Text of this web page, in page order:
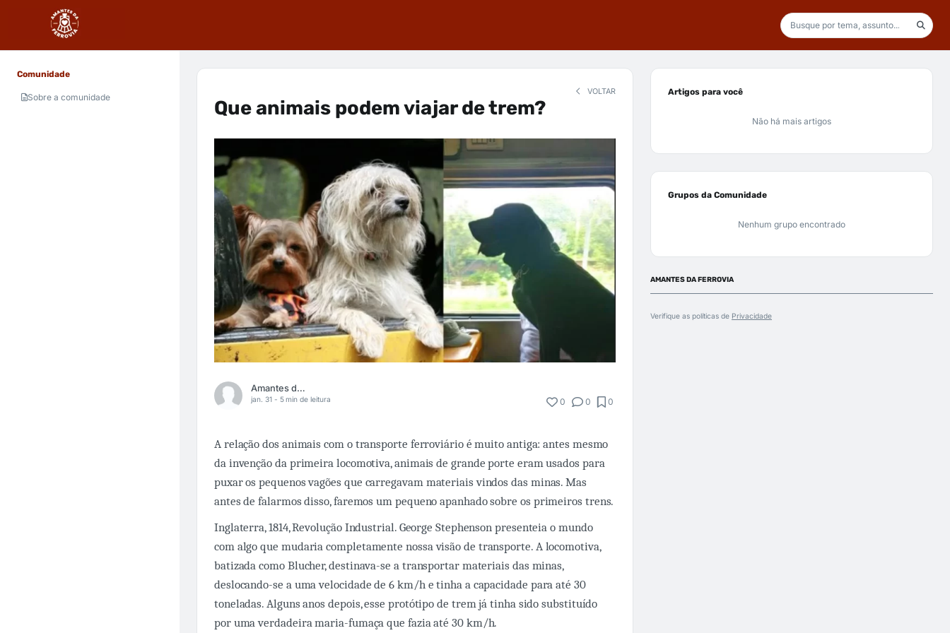
Comunidade
Sobre a comunidade
VOLTAR
Que animais podem viajar de trem?
Amantes da Ferrovia
jan. 31 - 5 min de leitura 0 0 0
A relação dos animais com o transporte ferroviário é muito antiga: antes mesmo
da invenção da primeira locomotiva, animais de grande porte eram usados para
puxar os pequenos vagões que carregavam materiais vindos das minas. Mas
antes de falarmos disso, faremos um pequeno apanhado sobre os primeiros trens.
Inglaterra, 1814, Revolução Industrial. George Stephenson presenteia o mundo
com algo que mudaria completamente nossa visão de transporte. A locomotiva,
batizada como Blucher, destinava-se a transportar materiais das minas,
deslocando-se a uma velocidade de 6 km/h e tinha a capacidade para até 30
toneladas. Alguns anos depois, esse protótipo de trem já tinha sido substituído
por uma verdadeira maria-fumaça que fazia até 30 km/h.
Artigos para você
Não há mais artigos
Grupos da Comunidade
Nenhum grupo encontrado
AMANTES DA FERROVIA
Verifique as políticas de Privacidade